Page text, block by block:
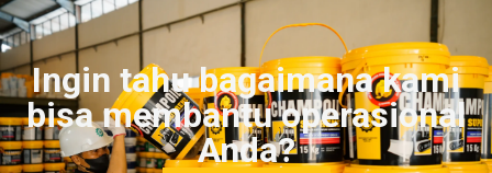
Ingin tahu bagaimana kami
bisa membantu operasional
Anda?